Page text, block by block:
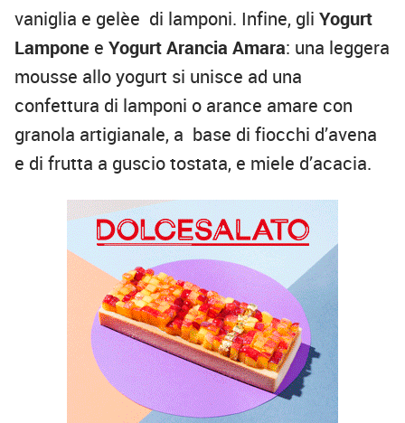
vaniglia e gelèe di lamponi. Infine, gli Yogurt
Lampone e Yogurt Arancia Amara: una leggera
mousse allo yogurt si unisce ad una
confettura di lamponi o arance amare con
granola artigianale, a base di fiocchi d’avena
e di frutta a guscio tostata, e miele d’acacia.